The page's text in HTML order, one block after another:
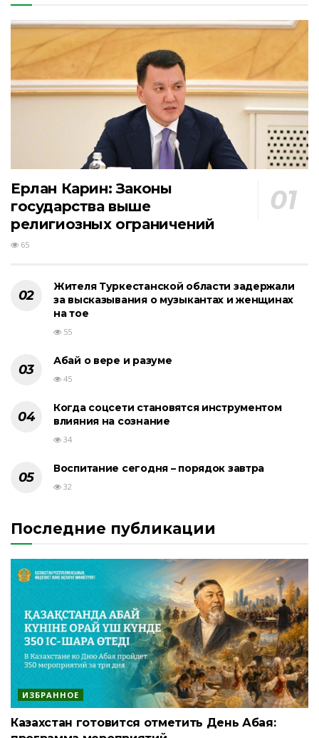
Ерлан Карин: Законы
государства выше
религиозных ограничений
65
Жителя Туркестанской области задержали
за высказывания о музыкантах и женщинах
на тое
55
Абай о вере и разуме
45
Когда соцсети становятся инструментом
влияния на сознание
34
Воспитание сегодня – порядок завтра
32
Последние публикации
ИЗБРАННОЕ
Казахстан готовится отметить День Абая: